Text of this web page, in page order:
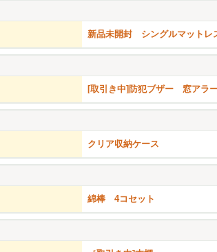
新品未開封 シングルマットレ
[取引き中]防犯ブザー 窓アラ
クリア収納ケース
綿棒 4コセット